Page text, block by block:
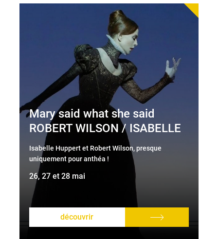
Mary said what she said
ROBERT WILSON / ISABELLE
HUPPERT
DARRYL PINCKNEY /
LUDOVICO EINAUDI
Isabelle Huppert et Robert Wilson, presque
uniquement pour anthéa !
26, 27 et 28 mai
découvrir